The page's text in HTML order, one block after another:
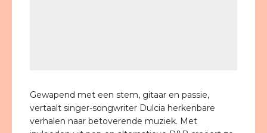
Gewapend met een stem, gitaar en passie,
vertaalt singer-songwriter Dulcia herkenbare
verhalen naar betoverende muziek. Met